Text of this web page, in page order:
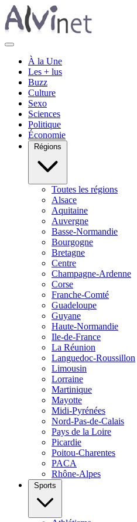
À la Une
Les + lus
Buzz
Culture
Sexo
Sciences
Politique
Économie
Régions
Toutes les régions
Alsace
Aquitaine
Auvergne
Basse-Normandie
Bourgogne
Bretagne
Centre
Champagne-Ardenne
Corse
Franche-Comté
Guadeloupe
Guyane
Haute-Normandie
Ile-de-France
La Réunion
Languedoc-Roussillon
Limousin
Lorraine
Martinique
Mayotte
Midi-Pyrénées
Nord-Pas-de-Calais
Pays de la Loire
Picardie
Poitou-Charentes
PACA
Rhône-Alpes
Sports